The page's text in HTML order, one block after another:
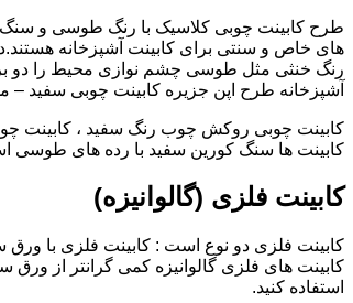
طرح کابینت چوبی کلاسیک با رنگ طوسی و
های خاص و سنتی برای کابینت آشپزخانه
رنگ خنثی مثل طوسی چشم نوازی محیط را دو
آشپزخانه طرح اپن جزیره کابینت چوبی سفید
کابینت چوبی روکش چوب رنگ سفید ، کابینت
کابینت ها سنگ کورین سفید با رده های طوسی
کابینت فلزی (گالوانیزه)
کابینت فلزی دو نوع است : کابینت فلزی با ورق
کابینت های فلزی گالوانیزه کمی گرانتر از ورق
استفاده کنید.